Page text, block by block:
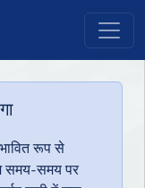
रूप से
समय-समय पर